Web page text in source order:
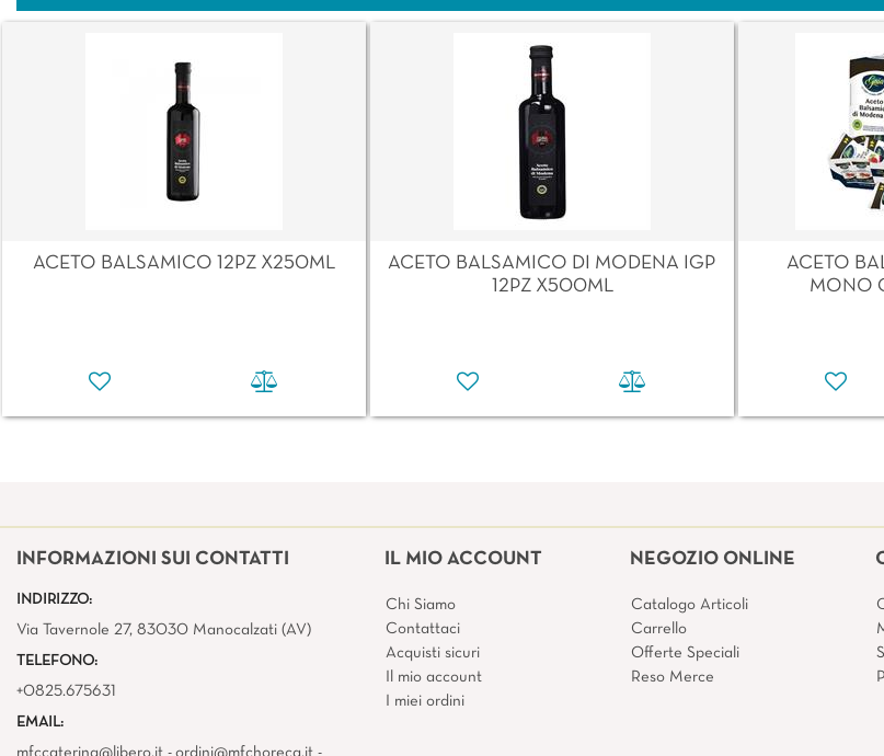
ACETO BALSAMICO 12PZ X250ML
ACETO BALSAMICO DI MODENA IGP
12PZ X500ML
ACETO
MONO
INFORMAZIONI SUI CONTATTI
INDIRIZZO:
Via Tavernole 27, 83030 Manocalzati (AV)
TELEFONO:
+0825.675631
EMAIL:
mfccatering@libero.it - ordini@mfchoreca.it -
IL MIO ACCOUNT
Chi Siamo
Contattaci
Acquisti sicuri
Il mio account
I miei ordini
NEGOZIO ONLINE
Catalogo Articoli
Carrello
Offerte Speciali
Reso Merce